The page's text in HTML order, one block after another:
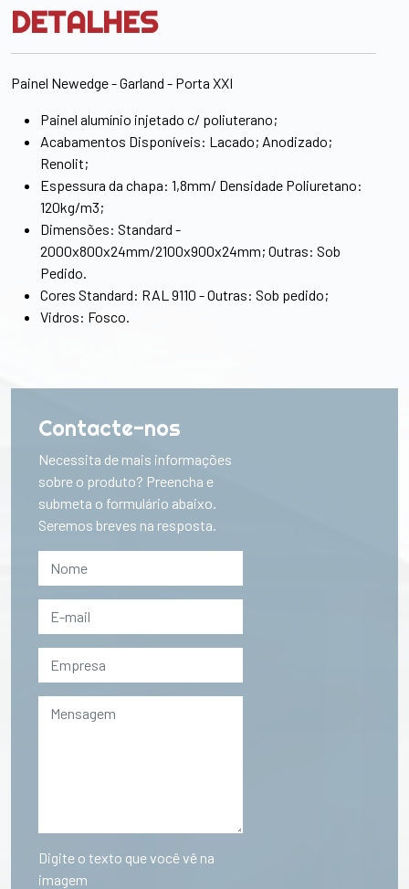
DETALHES
Painel Newedge - Garland - Porta XXI
Painel alumínio injetado c/ poliuterano;
Acabamentos Disponíveis: Lacado; Anodizado;
Renolit;
Espessura da chapa: 1,8mm/ Densidade Poliuretano:
120kg/m3;
Dimensões: Standard -
2000x800x24mm/2100x900x24mm; Outras: Sob
Pedido.
Cores Standard: RAL 9110 - Outras: Sob pedido;
Vidros: Fosco.
Contacte-nos
Necessita de mais informações
sobre o produto? Preencha e
submeta o formulário abaixo.
Seremos breves na resposta.
Digite o texto que você vê na
imagem